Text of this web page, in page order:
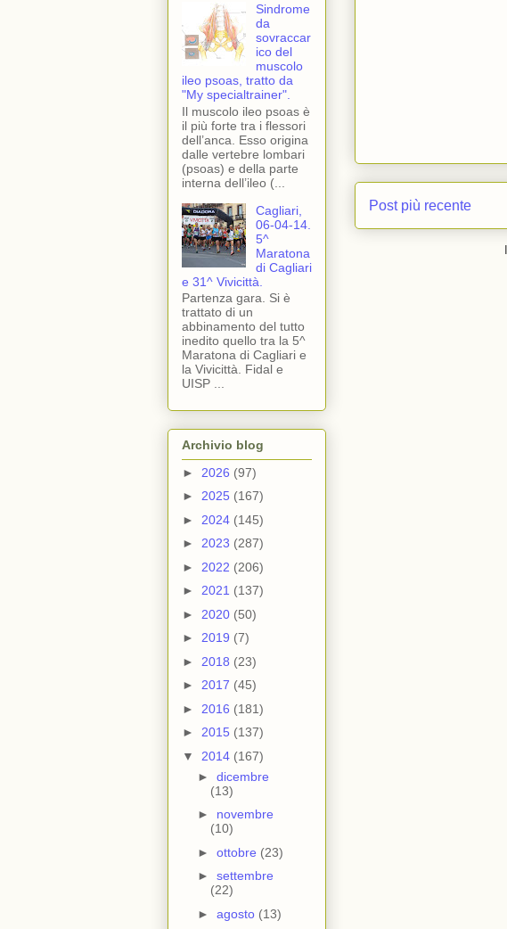
Post più recente
Sindrome
da
sovraccar
ico del
muscolo
ileo psoas, tratto da
"My specialtrainer".
Il muscolo ileo psoas è
il più forte tra i flessori
dell’anca. Esso origina
dalle vertebre lombari
(psoas) e della parte
interna dell’ileo (...
Cagliari,
06-04-14.
5^
Maratona
di Cagliari
e 31^ Vivicittà.
Partenza gara. Si è
trattato di un
abbinamento del tutto
inedito quello tra la 5^
Maratona di Cagliari e
la Vivicittà. Fidal e
UISP ...
Archivio blog
► 2026 (97)
► 2025 (167)
► 2024 (145)
► 2023 (287)
► 2022 (206)
► 2021 (137)
► 2020 (50)
► 2019 (7)
► 2018 (23)
► 2017 (45)
► 2016 (181)
► 2015 (137)
▼ 2014 (167)
► dicembre
(13)
► novembre
(10)
► ottobre (23)
► settembre
(22)
► agosto (13)